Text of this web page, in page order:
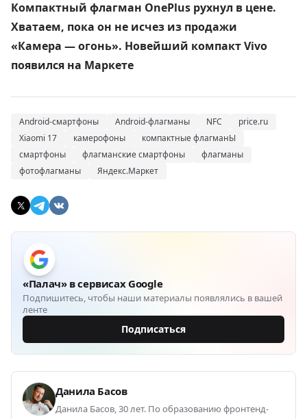
Компактный флагман OnePlus рухнул в цене.
Хватаем, пока он не исчез из продажи
«Камера — огонь». Новейший компакт Vivo
появился на Маркете
Android-смартфоны Android-флагманы NFC
price.ru
Xiaomi 17
камерофоны
компактные флагманЫ
смартфоны
флагманские смартфоны
флагманы
фотофлагманы
Яндекс.Маркет
«Палач» в сервисах Google
Подпишитесь, чтобы наши материалы появлялись в вашей
ленте
Подписаться
Данила Басов
Данила Басов, 30 лет. По образованию фронтенд-